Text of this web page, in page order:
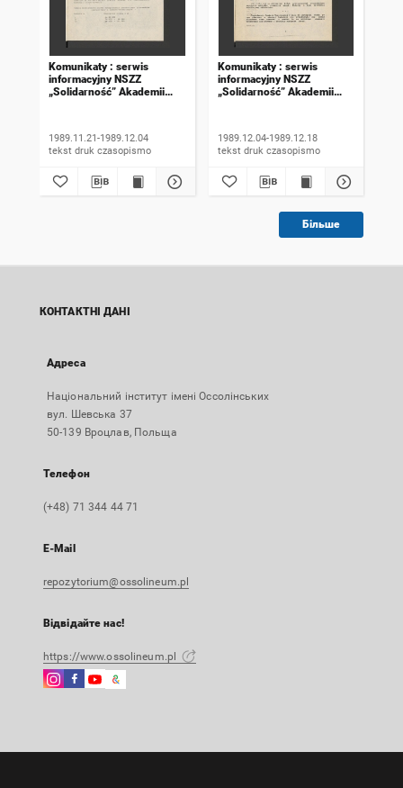
Komunikaty : serwis
informacyjny NSZZ
„Solidarność” Akademii
1989.11.21-1989.12.04
tekst druk czasopismo
Komunikaty : serwis
informacyjny NSZZ
„Solidarność” Akademii
1989.12.04-1989.12.18
tekst druk czasopismo
Більше
КОНТАКТНІ ДАНІ
Адреса
Національний інститут імені Оссолінських
вул. Шевська 37
50-139 Вроцлав, Польща
Телефон
(+48) 71 344 44 71
E-Mail
repozytorium@ossolineum.pl
Відвідайте нас!
https://www.ossolineum.pl
Instagram
в
Facebook
в
Instagram
в
Google
Зовнішнє